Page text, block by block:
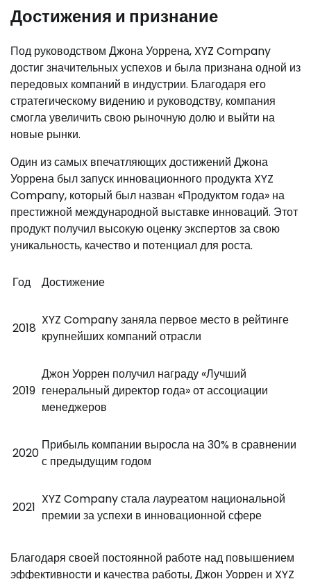
Достижения и признание
Под руководством Джона Уоррена, XYZ Company
достиг значительных успехов и была признана одной из
передовых компаний в индустрии. Благодаря его
стратегическому видению и руководству, компания
смогла увеличить свою рыночную долю и выйти на
новые рынки.
Один из самых впечатляющих достижений Джона
Уоррена был запуск инновационного продукта XYZ
Company, который был назван «Продуктом года» на
престижной международной выставке инноваций. Этот
продукт получил высокую оценку экспертов за свою
уникальность, качество и потенциал для роста.
Год Достижение
2018
XYZ Company заняла первое место в рейтинге
крупнейших компаний отрасли
2019
Джон Уоррен получил награду «Лучший
генеральный директор года» от ассоциации
менеджеров
2020
Прибыль компании выросла на 30% в сравнении
с предыдущим годом
2021
XYZ Company стала лауреатом национальной
премии за успехи в инновационной сфере
Благодаря своей постоянной работе над повышением
эффективности и качества работы, Джон Уоррен и XYZ